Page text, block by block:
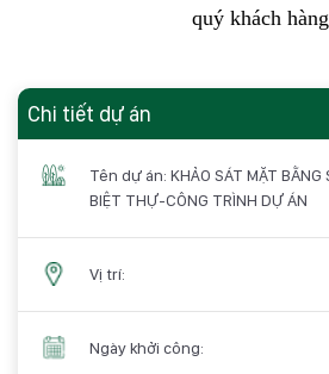
quý khách
Chi tiết dự án
Tên dự án: KHẢO SÁT MẶT BẰNG
BIỆT THỰ-CÔNG TRÌNH DỰ ÁN
Vị trí:
Ngày khởi công: